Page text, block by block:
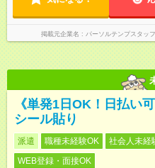
掲載元企業名 パーソルテンプスタッ
《単発1日OK！日払い
シール貼り
派遣 職種未経験OK 社会人未経
WEB登録・面接OK